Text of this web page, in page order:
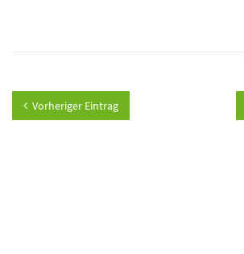
Vorheriger Eintrag